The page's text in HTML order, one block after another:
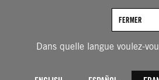
Dans quelle langue voulez-
FERMER